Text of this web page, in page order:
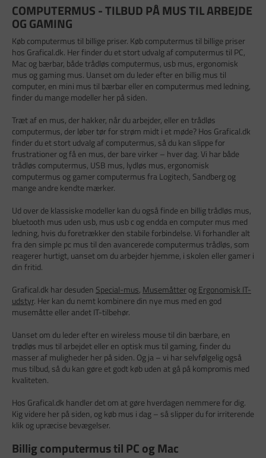
COMPUTERMUS - TILBUD PÅ MUS TIL ARBEJDE
OG GAMING
Køb computermus til billige priser. Køb computermus til billige priser
hos Grafical.dk. Her finder du et stort udvalg af computermus til PC,
Mac og bærbar, både trådløs computermus, usb mus, ergonomisk
mus og gaming mus. Uanset om du leder efter en billig mus til
computer, en mini mus til bærbar eller en computermus med ledning,
finder du mange modeller her på siden.
Træt af en mus, der hakker, når du arbejder, eller en trådløs
computermus, der løber tør for strøm midt i et møde? Hos Grafical.dk
finder du et stort udvalg af computermus, så du kan slippe for
frustrationer og få en mus, der bare virker – hver dag. Vi har både
trådløs computermus, USB mus, lydløs mus, ergonomisk
computermus og gamer computermus fra Logitech, Sandberg og
mange andre kendte mærker.
Ud over de klassiske modeller kan du også finde en billig trådløs mus,
bluetooth mus uden usb, mus usb c og endda en computer mus med
ledning, hvis du foretrækker den stabile forbindelse. Vi forhandler alt
fra den simple pc mus til den avancerede computermus trådløs, som
reagerer hurtigt, uanset om du arbejder hjemme, i skolen eller gamer i
din fritid.
Grafical.dk har desuden Special-mus, MusemåtterogErgonomisk IT-
udstyr. Her kan du nemt kombinere din nye mus med en god
musemåtte eller andet IT-tilbehør.
Uanset om du leder efter en wireless mouse til din bærbare, en
trødløs mus til arbejdet eller en optisk mus til gaming, finder du
masser af muligheder her på siden. Og ja – vi har selvfølgelig også
mus tilbud, så du kan gøre et godt køb uden at gå på kompromis med
kvaliteten.
Hos Grafical.dk handler det om at gøre hverdagen nemmere for dig.
Kig videre her på siden, og køb mus i dag – så slipper du for irriterende
klik og upræcise bevægelser.
Billig computermus til PC og Mac